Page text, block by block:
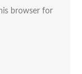
browser for